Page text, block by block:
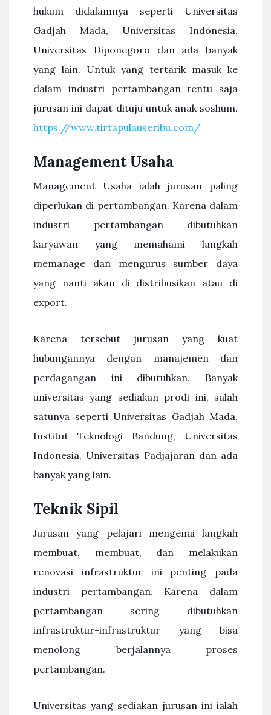
hukum didalamnya seperti Universitas
Gadjah Mada, Universitas Indonesia,
Universitas Diponegoro dan ada banyak
yang lain. Untuk yang tertarik masuk ke
dalam industri pertambangan tentu saja
jurusan ini dapat dituju untuk anak soshum.
https://www.tirtapulauseribu.com/
Management Usaha
Management Usaha ialah jurusan paling
diperlukan di pertambangan. Karena dalam
industri pertambangan dibutuhkan
karyawan yang memahami langkah
memanage dan mengurus sumber daya
yang nanti akan di distribusikan atau di
export.
Karena tersebut jurusan yang kuat
hubungannya dengan manajemen dan
perdagangan ini dibutuhkan. Banyak
universitas yang sediakan prodi ini, salah
satunya seperti Universitas Gadjah Mada,
Institut Teknologi Bandung, Universitas
Indonesia, Universitas Padjajaran dan ada
banyak yang lain.
Teknik Sipil
Jurusan yang pelajari mengenai langkah
membuat, membuat, dan melakukan
renovasi infrastruktur ini penting pada
industri pertambangan. Karena dalam
pertambangan sering dibutuhkan
infrastruktur-infrastruktur yang bisa
menolong berjalannya proses
pertambangan.
Universitas yang sediakan jurusan ini ialah